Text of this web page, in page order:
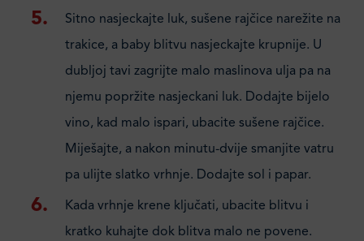
Sitno nasjeckajte luk, sušene rajčice narežite na
trakice, a baby blitvu nasjeckajte krupnije. U
dubljoj tavi zagrijte malo maslinova ulja pa na
njemu popržite nasjeckani luk. Dodajte bijelo
vino, kad malo ispari, ubacite sušene rajčice.
Miješajte, a nakon minutu-dvije smanjite vatru
pa ulijte slatko vrhnje. Dodajte sol i papar.
Kada vrhnje krene ključati, ubacite blitvu i
kratko kuhajte dok blitva malo ne povene.